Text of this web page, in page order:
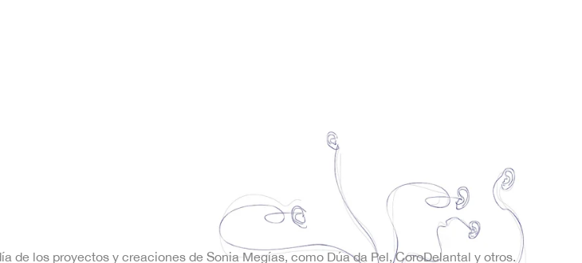
de los proyectos y creaciones de Sonia Megías, como Dúa da Pel, CoroDelantal y otros.